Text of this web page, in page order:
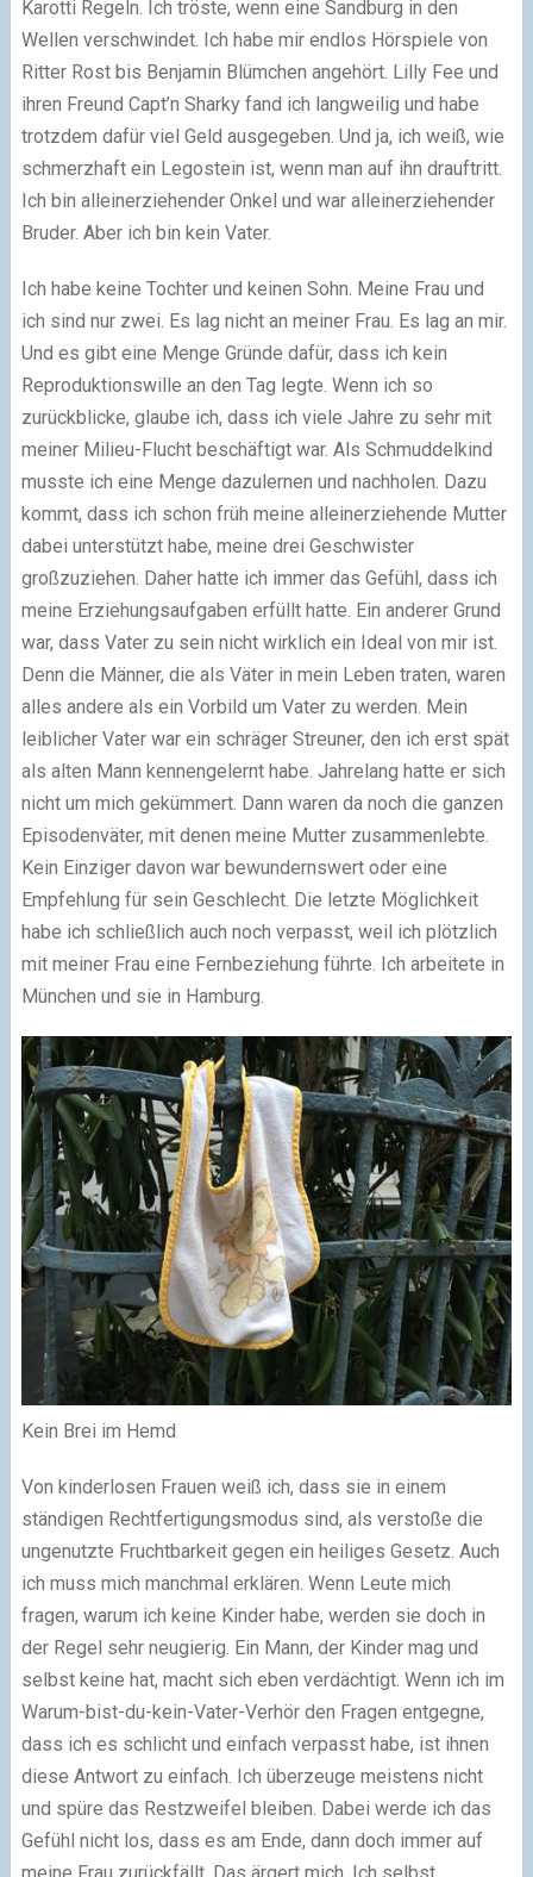
Karotti Regeln. Ich tröste, wenn eine Sandburg in den
Wellen verschwindet. Ich habe mir endlos Hörspiele von
Ritter Rost bis Benjamin Blümchen angehört. Lilly Fee und
ihren Freund Capt’n Sharky fand ich langweilig und habe
trotzdem dafür viel Geld ausgegeben. Und ja, ich weiß, wie
schmerzhaft ein Legostein ist, wenn man auf ihn drauftritt.
Ich bin alleinerziehender Onkel und war alleinerziehender
Bruder. Aber ich bin kein Vater.
Ich habe keine Tochter und keinen Sohn. Meine Frau und
ich sind nur zwei. Es lag nicht an meiner Frau. Es lag an mir.
Und es gibt eine Menge Gründe dafür, dass ich kein
Reproduktionswille an den Tag legte. Wenn ich so
zurückblicke, glaube ich, dass ich viele Jahre zu sehr mit
meiner Milieu-Flucht beschäftigt war. Als Schmuddelkind
musste ich eine Menge dazulernen und nachholen. Dazu
kommt, dass ich schon früh meine alleinerziehende Mutter
dabei unterstützt habe, meine drei Geschwister
großzuziehen. Daher hatte ich immer das Gefühl, dass ich
meine Erziehungsaufgaben erfüllt hatte. Ein anderer Grund
war, dass Vater zu sein nicht wirklich ein Ideal von mir ist.
Denn die Männer, die als Väter in mein Leben traten, waren
alles andere als ein Vorbild um Vater zu werden. Mein
leiblicher Vater war ein schräger Streuner, den ich erst spät
als alten Mann kennengelernt habe. Jahrelang hatte er sich
nicht um mich gekümmert. Dann waren da noch die ganzen
Episodenväter, mit denen meine Mutter zusammenlebte.
Kein Einziger davon war bewundernswert oder eine
Empfehlung für sein Geschlecht. Die letzte Möglichkeit
habe ich schließlich auch noch verpasst, weil ich plötzlich
mit meiner Frau eine Fernbeziehung führte. Ich arbeitete in
München und sie in Hamburg.
Kein Brei im Hemd
Von kinderlosen Frauen weiß ich, dass sie in einem
ständigen Rechtfertigungsmodus sind, als verstoße die
ungenutzte Fruchtbarkeit gegen ein heiliges Gesetz. Auch
ich muss mich manchmal erklären. Wenn Leute mich
fragen, warum ich keine Kinder habe, werden sie doch in
der Regel sehr neugierig. Ein Mann, der Kinder mag und
selbst keine hat, macht sich eben verdächtigt. Wenn ich im
Warum-bist-du-kein-Vater-Verhör den Fragen entgegne,
dass ich es schlicht und einfach verpasst habe, ist ihnen
diese Antwort zu einfach. Ich überzeuge meistens nicht
und spüre das Restzweifel bleiben. Dabei werde ich das
Gefühl nicht los, dass es am Ende, dann doch immer auf
meine Frau zurückfällt. Das ärgert mich. Ich selbst